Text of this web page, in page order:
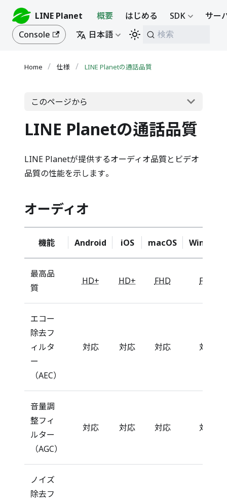
LINE Planet 概要 はじめる SDK
サー
Console
日本語 検索
仕様 LINE Planetの通話品質
このページから
LINE Planetの通話品質
LINE Planetが提供するオーディオ品質とビデオ
品質の性能を示します。
オーディオ
機能 Android iOS macOS Windows
最高品
質
HD+ HD+ FHD FHD
エコー
除去フ
ィルタ
ー
（AEC）
対応 対応 対応 対応
音量調
整フィ
ルター
（AGC）
対応 対応 対応 対応
ノイズ
除去フ